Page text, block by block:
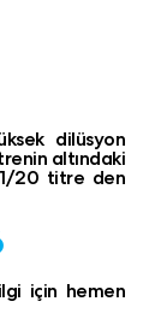
dilüsyon
altındaki
20 titre den
için hemen